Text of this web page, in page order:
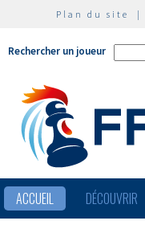
Plan du site |
Rechercher un joueur
ACCUEIL DÉCOUVRIR